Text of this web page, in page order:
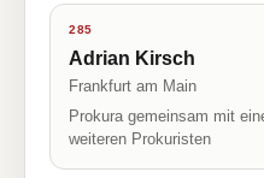
285
Adrian Kirsch
Frankfurt am Main
Prokura gemeinsam mit
weiteren Prokuristen